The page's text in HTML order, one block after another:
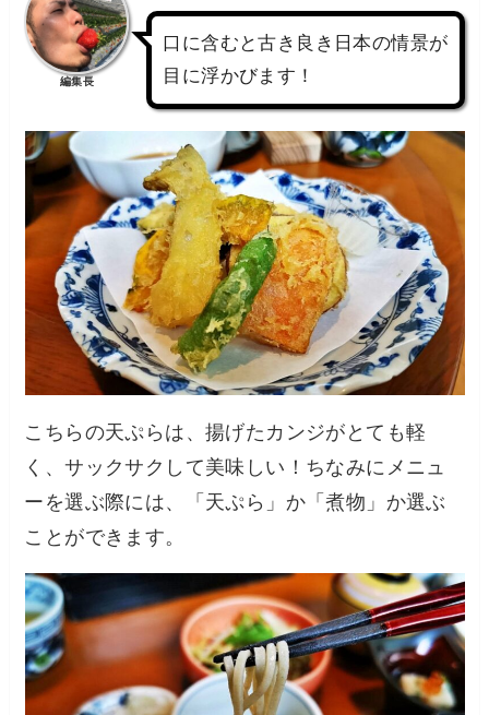
編集長
口に含むと古き良き日本の情景が
目に浮かびます！
こちらの天ぷらは、揚げたカンジがとても軽
く、サックサクして美味しい！ちなみにメニュ
ーを選ぶ際には、「天ぷら」か「煮物」か選ぶ
ことができます。